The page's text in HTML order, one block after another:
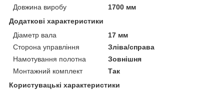
Довжина виробу
1700 мм
Додаткові характеристики
Діаметр вала
17 мм
Сторона управління
Зліва/справа
Намотування полотна
Зовнішня
Монтажний комплект
Так
Користувацькі характеристики